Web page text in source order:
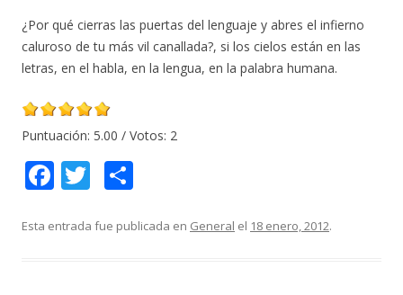
¿Por qué cierras las puertas del lenguaje y abres el infierno
caluroso de tu más vil canallada?, si los cielos están en las
letras, en el habla, en la lengua, en la palabra humana.
Puntuación: 5.00 / Votos: 2
F
e
T
itt m
Esta entrada fue publicada en General el 18 enero, 2012.